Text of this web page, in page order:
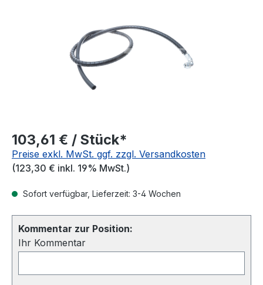
103,61 € / Stück*
Preise exkl. MwSt. ggf. zzgl. Versandkosten
(123,30 € inkl. 19% MwSt.)
Sofort verfügbar, Lieferzeit: 3-4 Wochen
Kommentar zur Position:
Ihr Kommentar